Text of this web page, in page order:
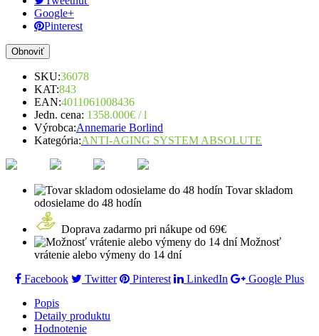
Google+
Pinterest
SKU:36078
KAT:843
EAN:4011061008436
Jedn. cena: 1358.000€ / l
Výrobca:Annemarie Borlind
Kategória:ANTI-AGING SYSTEM ABSOLUTE
Tovar skladom
odosielame do 48 hodín
Doprava zadarmo pri nákupe od 69€
Možnosť
vrátenie alebo výmeny do 14 dní
Facebook
Twitter Pinterest LinkedIn
Google Plus
Popis
Detaily produktu
Hodnotenie